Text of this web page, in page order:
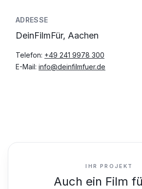
ADRESSE
DeinFilmFür, Aachen
Telefon: +49 241 9978 300
E-Mail: info@deinfilmfuer.de
IHR PROJEKT
Auch ein Film